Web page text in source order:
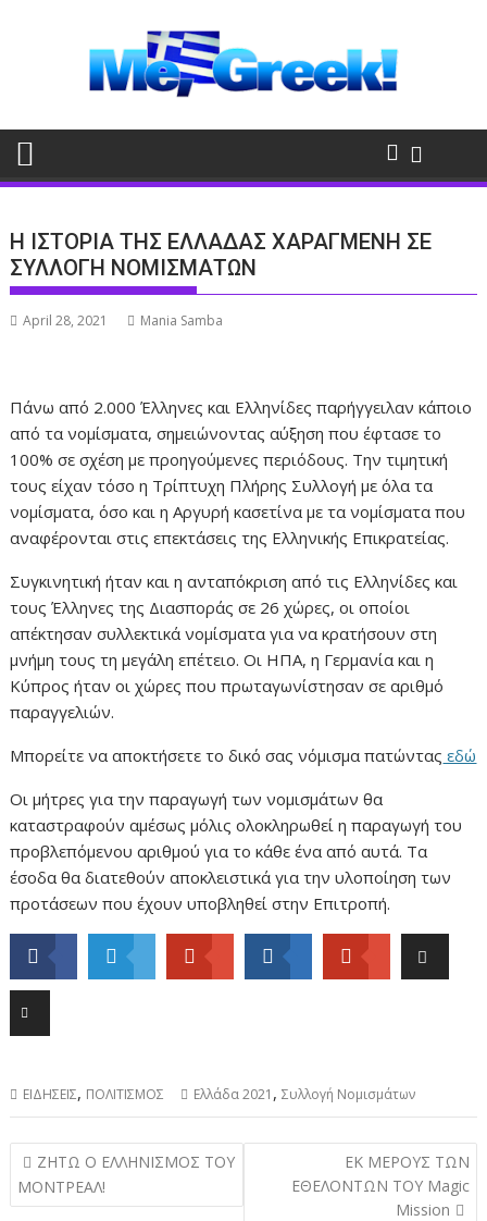
Η ΙΣΤΟΡΙΑ ΤΗΣ ΕΛΛΑΔΑΣ ΧΑΡΑΓΜΕΝΗ ΣΕ
ΣΥΛΛΟΓΗ ΝΟΜΙΣΜΑΤΩΝ
April 28, 2021 Mania Samba
Πάνω από 2.000 Έλληνες και Ελληνίδες παρήγγειλαν κάποιο
από τα νομίσματα, σημειώνοντας αύξηση που έφτασε το
100% σε σχέση με προηγούμενες περιόδους. Την τιμητική
τους είχαν τόσο η Τρίπτυχη Πλήρης Συλλογή με όλα τα
νομίσματα, όσο και η Αργυρή κασετίνα με τα νομίσματα που
αναφέρονται στις επεκτάσεις της Ελληνικής Επικρατείας.
Συγκινητική ήταν και η ανταπόκριση από τις Ελληνίδες και
τους Έλληνες της Διασποράς σε 26 χώρες, οι οποίοι
απέκτησαν συλλεκτικά νομίσματα για να κρατήσουν στη
μνήμη τους τη μεγάλη επέτειο. Οι ΗΠΑ, η Γερμανία και η
Κύπρος ήταν οι χώρες που πρωταγωνίστησαν σε αριθμό
παραγγελιών.
Μπορείτε να αποκτήσετε το δικό σας νόμισμα πατώντας εδώ
Οι μήτρες για την παραγωγή των νομισμάτων θα
καταστραφούν αμέσως μόλις ολοκληρωθεί η παραγωγή του
προβλεπόμενου αριθμού για το κάθε ένα από αυτά. Τα
έσοδα θα διατεθούν αποκλειστικά για την υλοποίηση των
προτάσεων που έχουν υποβληθεί στην Επιτροπή.
ΕΙΔΗΣΕΙΣ, ΠΟΛΙΤΙΣΜΟΣ Ελλάδα 2021 ,Συλλογή Νομισμάτων
Post
navigation
ΖΗΤΩ Ο ΕΛΛΗΝΙΣΜΟΣ ΤΟΥ
ΜΟΝΤΡΕΑΛ!
ΕΚ ΜΕΡΟΥΣ ΤΩΝ
ΕΘΕΛΟΝΤΩΝ ΤΟΥ Magic
Mission